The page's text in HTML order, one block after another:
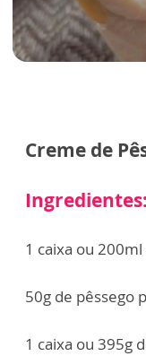
Creme de
Ingredientes:
1 caixa ou
50g de pêssego
1 caixa ou 395g